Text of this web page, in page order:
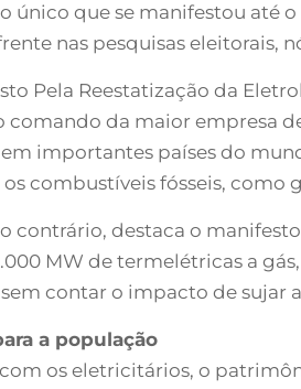
único que se manifestou até
nas pesquisas eleitorais,
Pela Reestatização da
comando da maior empresa
importantes países do
combustíveis fósseis, como
contrário, destaca o
MW de termelétricas a
sem contar o impacto de
a população
os eletricitários, o